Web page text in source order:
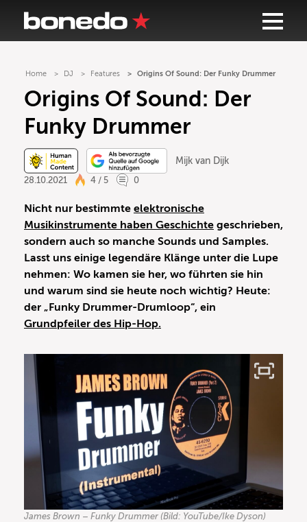
Home DJ Features Origins Of Sound: Der Funky Drummer
Origins Of Sound: Der
Funky Drummer
Mijk van Dijk
28.10.2021
4 / 5 0
Nicht nur bestimmte elektronische
Musikinstrumente haben Geschichte geschrieben,
sondern auch so manche Sounds und Samples.
Lasst uns einige legendäre Klänge unter die Lupe
nehmen: Wo kamen sie her, wo führten sie hin
und warum sind sie heute noch wichtig? Heute:
der „Funky Drummer-Drumloop“, ein
Grundpfeiler des Hip-Hop.
James Brown – Funky Drummer (Bild: YouTube/Ike Dyson)